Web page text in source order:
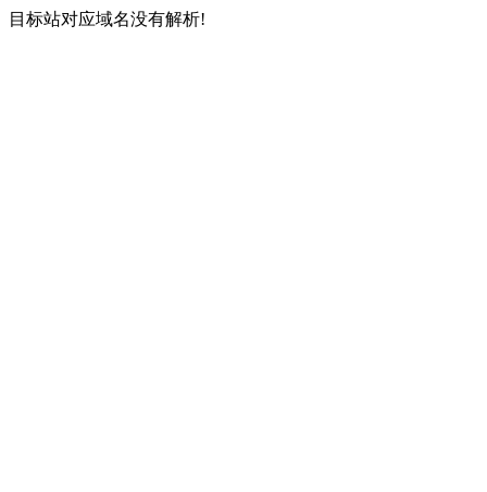
目标站对应域名没有解析!